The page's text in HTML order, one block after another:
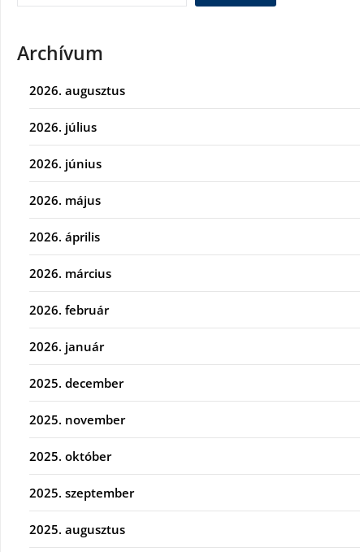
Archívum
2026. augusztus
2026. július
2026. június
2026. május
2026. április
2026. március
2026. február
2026. január
2025. december
2025. november
2025. október
2025. szeptember
2025. augusztus